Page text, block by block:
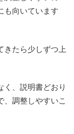
も向いています
きたら少しずつ上
く、説明書どおり
、調整しやすいこ